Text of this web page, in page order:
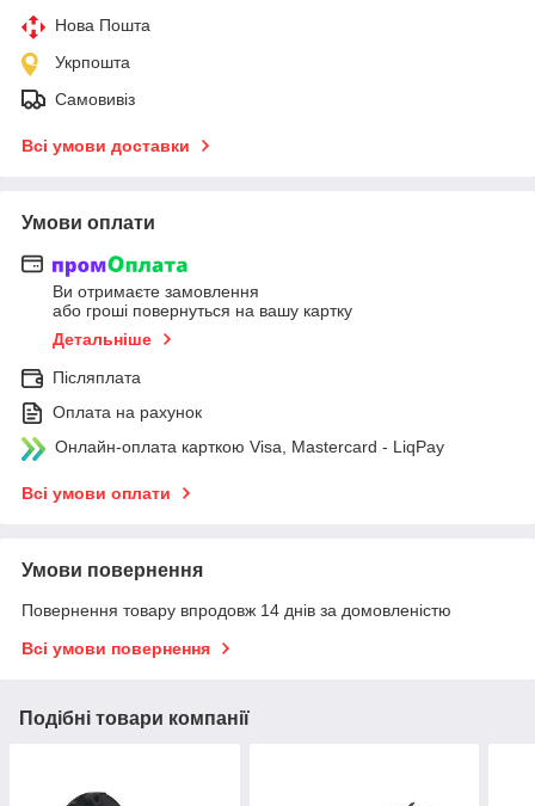
Нова Пошта
Укрпошта
Самовивіз
Всі умови доставки
Умови оплати
Ви отримаєте замовлення
або гроші повернуться на вашу картку
Детальніше
Післяплата
Оплата на рахунок
Онлайн-оплата карткою Visa, Mastercard - LiqPay
Всі умови оплати
Умови повернення
Повернення товару впродовж 14 днів за домовленістю
Всі умови повернення
Подібні товари компанії